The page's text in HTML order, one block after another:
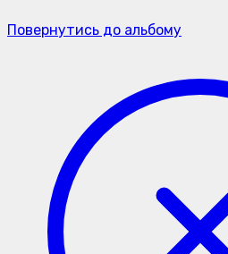
Повернутись до альбому